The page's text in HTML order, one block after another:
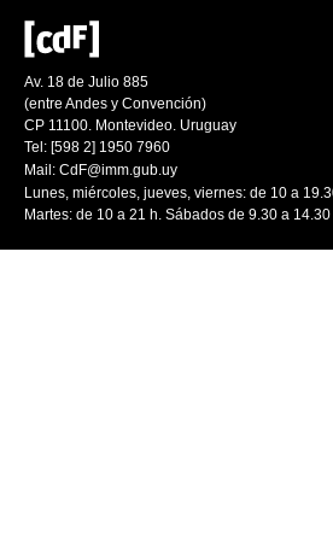
Av. 18 de Julio 885
(entre Andes y Convención)
CP 11100. Montevideo. Uruguay
Tel: [598 2] 1950 7960
Mail: CdF@imm.gub.uy
Lunes, miércoles, jueves, viernes: de 10 a
Martes: de 10 a 21 h. Sábados de 9.30 a 14.30